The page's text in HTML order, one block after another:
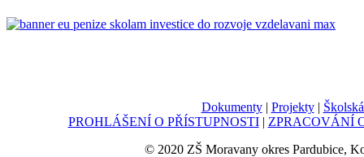
Dokumenty| Projekty|
PROHLÁŠENÍ O PŘÍSTUPNOSTI| ZPRACOVÁNÍ
© 2020 ZŠ Moravany okres Pardubice,